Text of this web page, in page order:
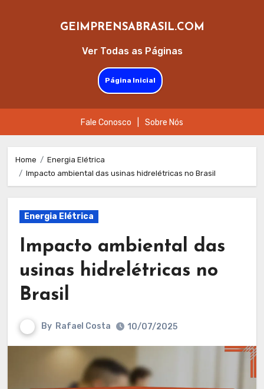
Ver Todas as Páginas
GEIMPRENSABRASIL.COM
Página Inicial
Fale Conosco Sobre Nós
content
Home
Energia Elétrica
Impacto ambiental das usinas hidrelétricas no Brasil
Energia Elétrica
Impacto ambiental das
usinas hidrelétricas no
Brasil
By Rafael Costa 10/07/2025